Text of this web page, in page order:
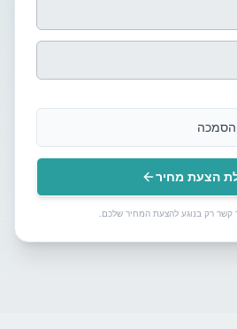
הצעת מחיר
קשר רק בנוגע להצעת המחיר שלכם.